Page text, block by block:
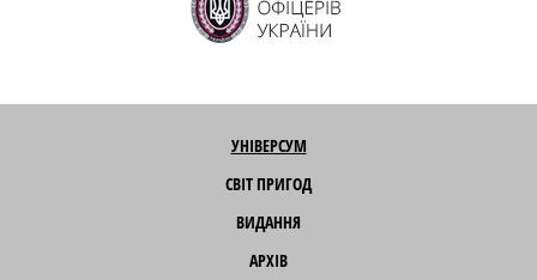
УНІВЕРСУМ
СВІТ ПРИГОД
ВИДАННЯ
АРХІВ